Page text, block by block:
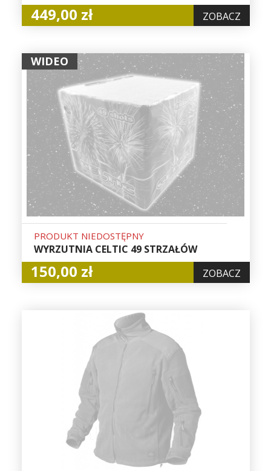
449,00 zł ZOBACZ
WIDEO
PRODUKT NIEDOSTĘPNY
WYRZUTNIA CELTIC 49 STRZAŁÓW
150,00 zł ZOBACZ